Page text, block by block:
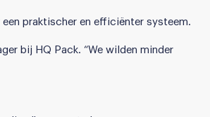
een praktischer en efficiënter systeem.
bij HQ Pack. “We wilden minder